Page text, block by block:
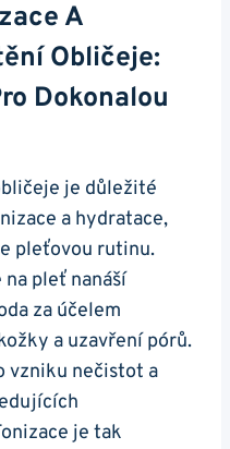
A
Obličeje:
Dokonalou⁢
je důležité
a hydratace,
pleťovou rutinu.
na pleť nanáší
za účelem
a uzavření pórů.‍
vzniku nečistot a
je tak